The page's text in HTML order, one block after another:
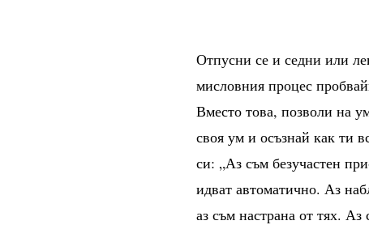
Отпусни се и седни или
мисловния процес
Вместо това, позволи на
своя ум и осъзнай как ти
си: „Аз съм безучастен
идват автоматично. Аз
аз съм настрана от тях.